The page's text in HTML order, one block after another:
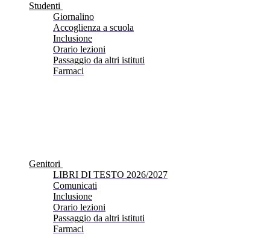
Studenti
Giornalino
Accoglienza a scuola
Inclusione
Orario lezioni
Passaggio da altri istituti
Farmaci
Genitori
LIBRI DI TESTO 2026/2027
Comunicati
Inclusione
Orario lezioni
Passaggio da altri istituti
Farmaci